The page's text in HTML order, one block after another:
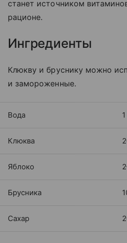
станет источником
рационе.
Ингредиенты
Клюкву и бруснику можно
и замороженные.
Вода
Клюква
Яблоко
Брусника
Сахар